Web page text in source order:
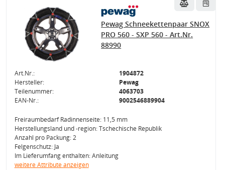
Pewag Schneekettenpaar SNOX
PRO 560 - SXP 560 - Art.Nr.
88990
Art.Nr.:
1904872
Hersteller:
Pewag
Teilenummer:
4063703
EAN-Nr.:
9002546889904
Freiraumbedarf Radinnenseite: 11,5 mm
Herstellungsland und -region: Tschechische Republik
Anzahl pro Packung: 2
Felgenschutz: Ja
Im Lieferumfang enthalten: Anleitung
weitere Attribute anzeigen